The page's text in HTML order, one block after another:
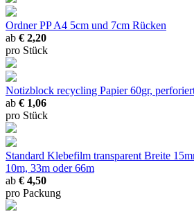
Ordner PP A4 5cm und 7cm Rücken
ab € 2,20
pro Stück
Notizblock recycling Papier 60gr,
ab € 1,06
pro Stück
Standard Klebefilm transparent Breite
10m, 33m oder 66m
ab € 4,50
pro Packung